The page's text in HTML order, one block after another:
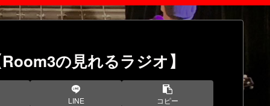
の見れるラジオ】
LINE コピー